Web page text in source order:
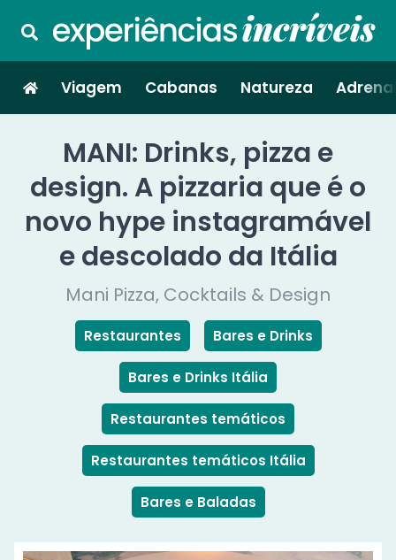
Viagem Cabanas Natureza
MANI: Drinks, pizza e
design. A pizzaria que é o
novo hype instagramável
e descolado da Itália
Mani Pizza, Cocktails & Design
Restaurantes Bares e Drinks
Bares e Drinks Itália
Restaurantes temáticos
Restaurantes temáticos Itália
Bares e Baladas